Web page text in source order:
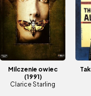
do
Milczenie owiec
(1991)
Clarice Starling